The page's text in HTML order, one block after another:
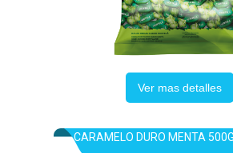
Ver mas detalles
CARAMELO DURO MENTA